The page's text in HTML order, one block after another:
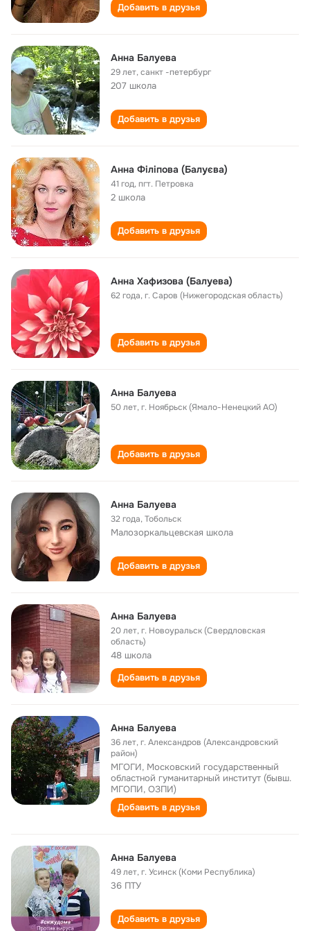
Добавить в друзья
Анна Балуева
29 лет,санкт -петербург
207 школа
Добавить в друзья
Анна Філіпова (Балуєва)
41 год,пгт. Петровка
2 школа
Добавить в друзья
Анна Хафизова (Балуева)
62 года,г. Саров (Нижегородская область)
Добавить в друзья
Анна Балуева
50 лет,г. Ноябрьск (Ямало-Ненецкий АО)
Добавить в друзья
Анна Балуева
32 года,Тобольск
Малозоркальцевская школа
Добавить в друзья
Анна Балуева
20 лет,г. Новоуральск (Свердловская
область)
48 школа
Добавить в друзья
Анна Балуева
36 лет,г. Александров (Александровский
район)
МГОГИ, Московский государственный
областной гуманитарный институт (бывш.
МГОПИ, ОЗПИ)
Добавить в друзья
Анна Балуева
49 лет,г. Усинск (Коми Республика)
36 ПТУ
Добавить в друзья